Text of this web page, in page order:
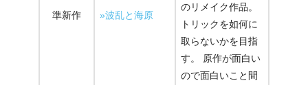
準新作 »波乱と海原
のリメイク作品。
トリックを如何に
取らないかを目指
す。 原作が面白い
ので面白いこと間